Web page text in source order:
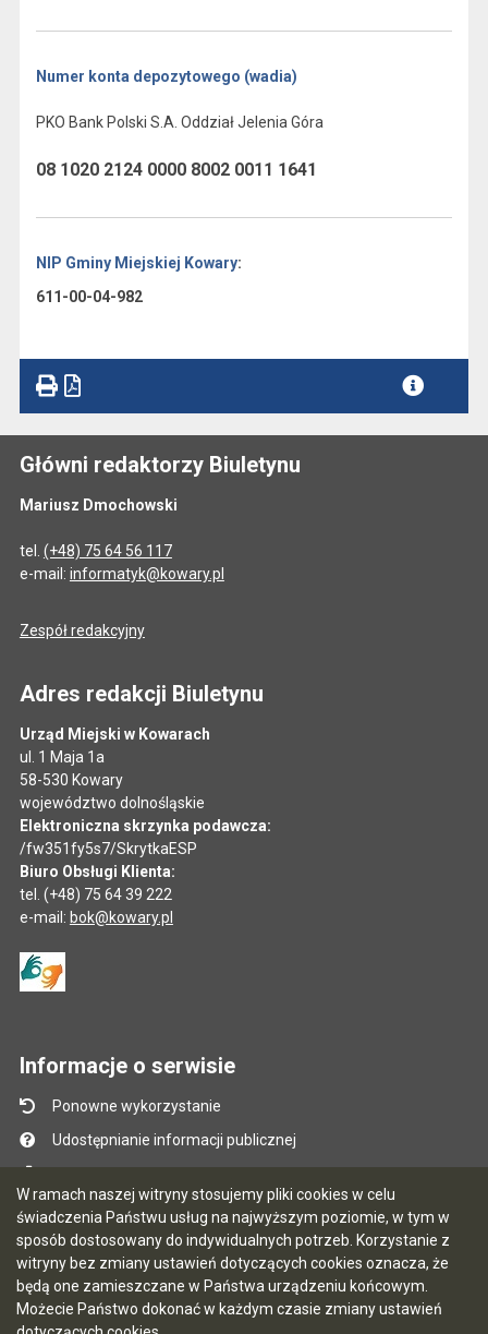
W ramach naszej witryny stosujemy pliki cookies w celu
świadczenia Państwu usług na najwyższym poziomie, w tym w
sposób dostosowany do indywidualnych potrzeb. Korzystanie z
witryny bez zmiany ustawień dotyczących cookies oznacza, że
będą one zamieszczane w Państwa urządzeniu końcowym.
Możecie Państwo dokonać w każdym czasie zmiany ustawień
Numer konta depozytowego (wadia)
PKO Bank Polski S.A. Oddział Jelenia Góra
08 1020 2124 0000 8002 0011 1641
NIP Gminy Miejskiej Kowary:
611-00-04-982
Główni redaktorzy Biuletynu
Mariusz Dmochowski
tel. (+48) 75 64 56 117
e-mail: informatyk@kowary.pl
Zespół redakcyjny
Adres redakcji Biuletynu
Urząd Miejski w Kowarach
ul. 1 Maja 1a
58-530 Kowary
województwo dolnośląskie
Elektroniczna skrzynka podawcza:
/fw351fy5s7/SkrytkaESP
Biuro Obsługi Klienta:
tel. (+48) 75 64 39 222
e-mail: bok@kowary.pl
Informacje o serwisie
Ponowne wykorzystanie
Udostępnianie informacji publicznej
Instrukcja obsługi
Statystyki oglądalności
Ostatnio dodane
Ostatnia aktualizacja BIP: 06.08.2026 13:40